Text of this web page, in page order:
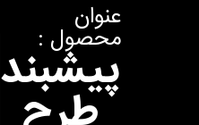
عنوان
محصول :
پیشبند